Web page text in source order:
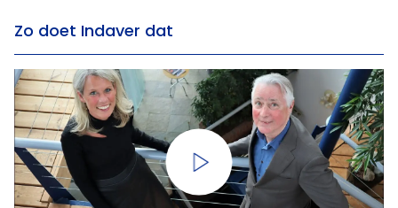
Zo doet Indaver dat